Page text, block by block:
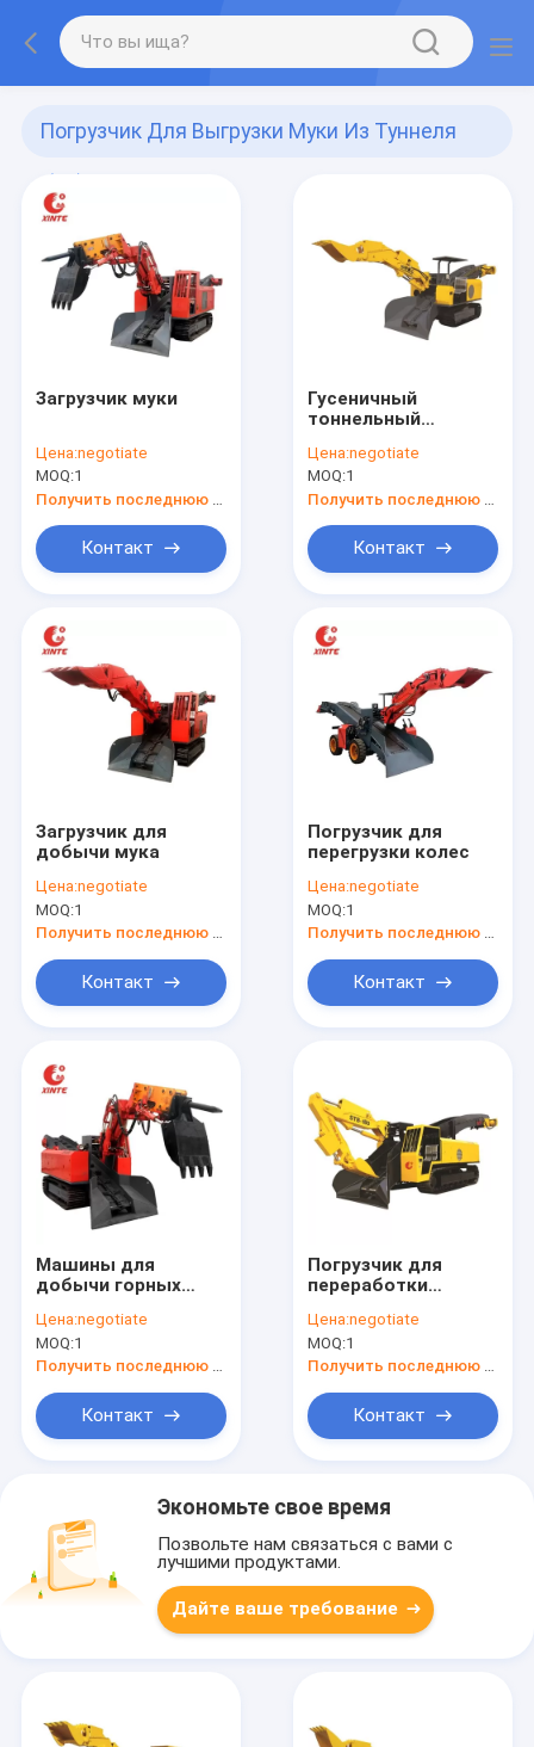
Погрузчик Для Выгрузки Муки Из Туннеля
Загрузчик муки
Цена:negotiate
MOQ:1
Контакт
Гусеничный
тоннельный
Цена:negotiate
MOQ:1
Контакт
Загрузчик для
добычи мука
Цена:negotiate
MOQ:1
Контакт
Погрузчик для
перегрузки колес
Цена:negotiate
MOQ:1
Контакт
Машины для
добычи горных
Цена:negotiate
MOQ:1
Получить последнюю цену
Контакт
Погрузчик для
переработки
горнодобывающей
промышленности
Цена:negotiate
MOQ:1
Получить последнюю цену
Контакт
Экономьте свое время
Позвольте нам связаться с вами с
лучшими продуктами.
Дайте ваше требование